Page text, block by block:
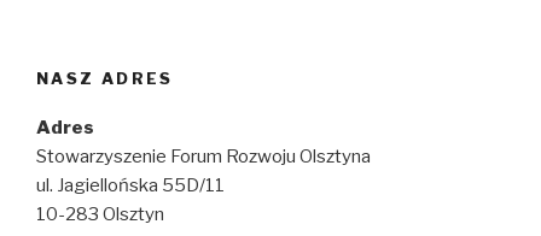
NASZ ADRES
Adres
Stowarzyszenie Forum Rozwoju Olsztyna
ul. Jagiellońska 55D/11
10-283 Olsztyn